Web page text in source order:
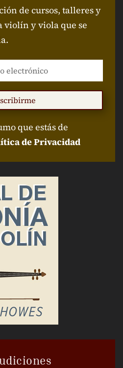
de cursos, talleres y
violín y viola que se
que estás de
de Privacidad